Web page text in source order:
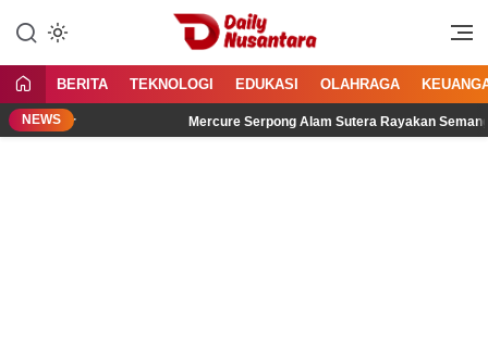
konten
Daily Nusantara
Menyajikan Fakta, Menginspirasi
BERITA TEKNOLOGI EDUKASI OLAHRAGA
NEWS Mercure Serpong Alam Sutera Rayakan Semangat